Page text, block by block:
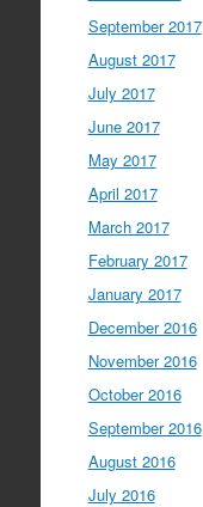
September 2017
August 2017
July 2017
June 2017
May 2017
April 2017
March 2017
February 2017
January 2017
December 2016
November 2016
October 2016
September 2016
August 2016
July 2016